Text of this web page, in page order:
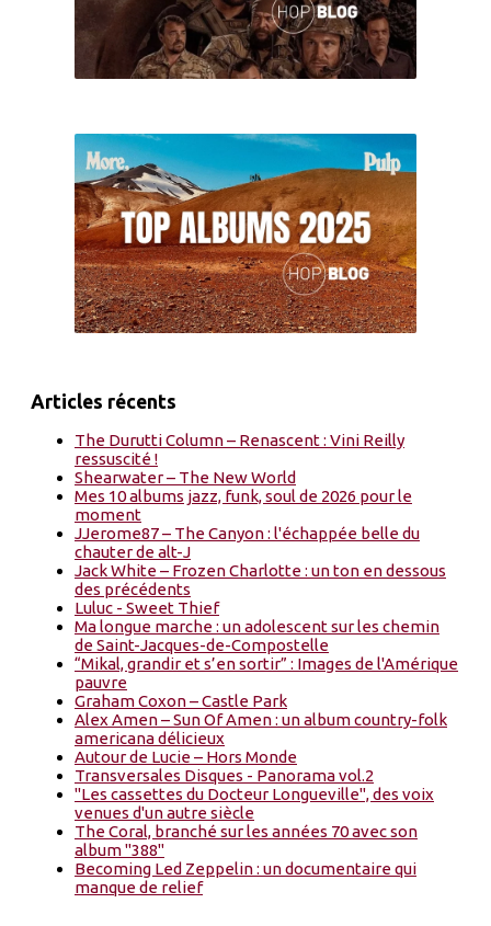
Articles récents
The Durutti Column – Renascent : Vini Reilly
ressuscité !
Shearwater – The New World
Mes 10 albums jazz, funk, soul de 2026 pour le
moment
JJerome87 – The Canyon : l'échappée belle du
chauter de alt-J
Jack White – Frozen Charlotte : un ton en dessous
des précédents
Luluc - Sweet Thief
Ma longue marche : un adolescent sur les chemin
de Saint-Jacques-de-Compostelle
“Mikal, grandir et s’en sortir” : Images de l'Amérique
pauvre
Graham Coxon – Castle Park
Alex Amen – Sun Of Amen : un album country-folk
americana délicieux
Autour de Lucie – Hors Monde
Transversales Disques - Panorama vol.2
"Les cassettes du Docteur Longueville", des voix
venues d'un autre siècle
The Coral, branché sur les années 70 avec son
album "388"
Becoming Led Zeppelin : un documentaire qui
manque de relief